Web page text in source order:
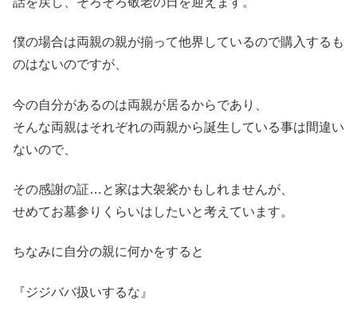
僕の場合は両親の親が揃って他界しているので購入するも
のはないのですが、
今の自分があるのは両親が居るからであり、
そんな両親はそれぞれの両親から誕生している事は間違い
ないので、
その感謝の証…と家は大袈裟かもしれませんが、
せめてお墓参りくらいはしたいと考えています。
ちなみに自分の親に何かをすると
『ジジババ扱いするな』